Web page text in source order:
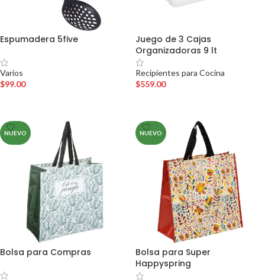
Espumadera 5five
Varios
$99.00
Juego de 3 Cajas
Organizadoras 9 lt
Recipientes para Cocina
$559.00
NUEVO
Bolsa para Compras
NUEVO
Bolsa para Super
Happyspring